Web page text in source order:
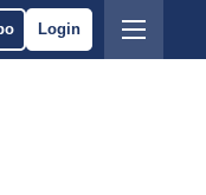
Login